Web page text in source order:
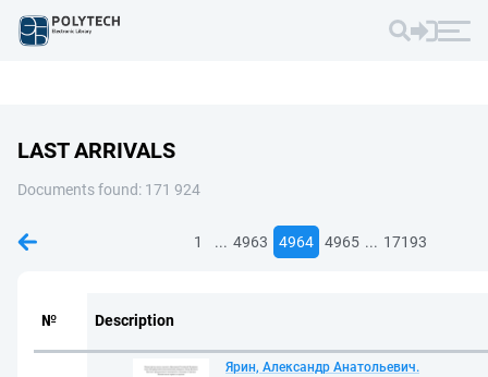
LAST ARRIVALS
Documents found: 171 924
1 ... 4963 4964 4965 ... 17193
№ Description
Ярин, Александр Анатольевич.